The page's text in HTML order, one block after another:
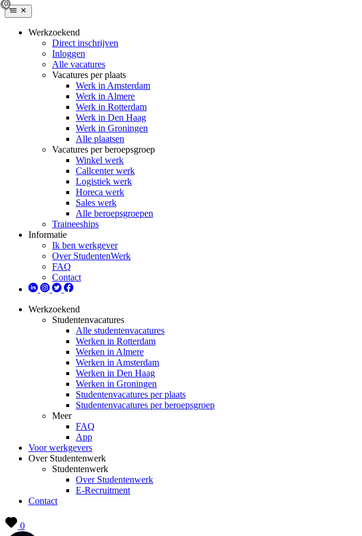
Werkzoekend
Direct inschrijven
Inloggen
Alle vacatures
Vacatures per plaats
Werk in Amsterdam
Werk in Almere
Werk in Rotterdam
Werk in Den Haag
Werk in Groningen
Alle plaatsen
Vacatures per beroepsgroep
Winkel werk
Callcenter werk
Logistiek werk
Horeca werk
Sales werk
Alle beroepsgroepen
Traineeships
Informatie
Ik ben werkgever
Over StudentenWerk
FAQ
Contact
Werkzoekend
Studentenvacatures
Alle studentenvacatures
Werken in Rotterdam
Werken in Almere
Werken in Amsterdam
Werken in Den Haag
Werken in Groningen
Studentenvacatures per plaats
Studentenvacatures per beroepsgroep
Meer
FAQ
App
Voor werkgevers
Over Studentenwerk
Studentenwerk
Over Studentenwerk
E-Recruitment
Contact
0